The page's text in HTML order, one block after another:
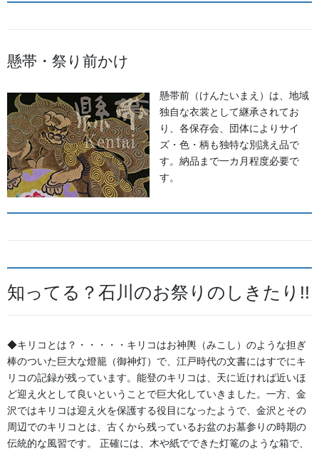
能登のキリコ祭りと言われていますが、他県の人にはキリコと言
ってもピーンと来ないと思います。神輿のような担ぎ棒で担ぐ長
方形の細長く中に明かりを灯した形状で非常に重く頑丈な能登の
照らす御神燈ですが大きなものでは重さ２トン、高さ15ｍにもな
ります。大変に重い為、担ぎ通すことは無く何十人もの担ぎ手が
肩に座布団を当て、掛け声をかけ、何十メーターと前に進むこと
を繰り返していきます。その間、キリコに乗った子供達が太鼓を
中心に笛、鉦を鳴らし夜遅くまで進んでいきます。
懸帯・祭り前かけ
懸帯前（けんたいまえ）は、地域
独自な衣裳として継承されてお
り、各保存会、団体によりサイ
ズ・色・柄も独特な別誂え品で
す。納品まで一カ月程度必要で
す。
知ってる？石川のお祭りのしきたり!!
◆キリコとは？・・・・・キリコはお神輿（みこし）のような担ぎ
棒のついた巨大な燈籠（御神灯）で、江戸時代の文書にはすでにキ
リコの記録が残っています。能登のキリコは、天に近ければ近いほ
ど迎え火として良いということで巨大化していきました。一方、金
沢ではキリコは迎え火を保護する役目になったようで、金沢とその
周辺でのキリコとは、古くから残っているお盆のお墓参りの時期の
伝統的な風習です。 正確には、木や紙でできた灯篭のような箱で、